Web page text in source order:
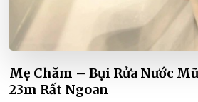
Mẹ Chăm – Bụi Rửa Nước
23m Rất Ngoan